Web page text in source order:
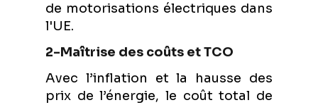
de motorisations électriques dans
l'UE.
2-Maîtrise des coûts et TCO
Avec l’inflation et la hausse des
prix de l’énergie, le coût total de